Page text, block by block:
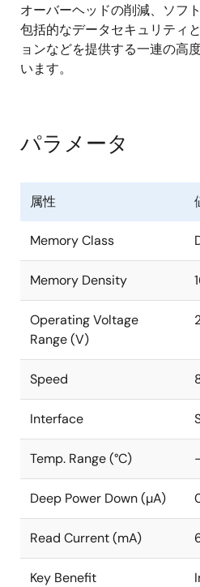
オーバーヘッドの削減、ソフ
包括的なデータセキュリティ
ョンなどを提供する一連の高
います。
パラメータ
属性
Memory Class
Memory Density
Operating Voltage
Range (V)
Speed
Interface
Temp. Range (°C)
Deep Power Down (µA)
Read Current (mA)
Key Benefit